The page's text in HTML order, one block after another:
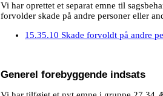
Vi har oprettet et separat emne til
forvolder skade på andre personer eller
15.35.10 Skade forvoldt på andre
Generel forebyggende indsats